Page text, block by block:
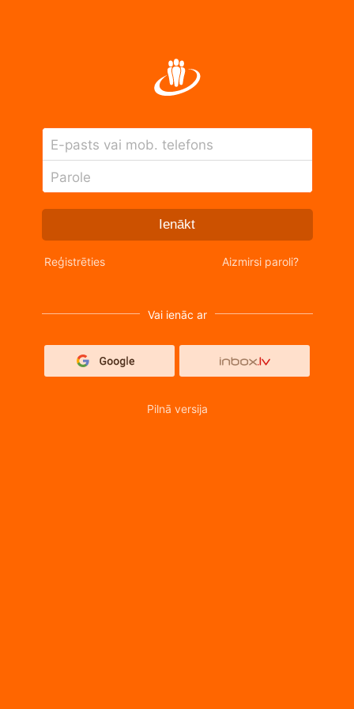
E-pasts vai mob. telefons
Parole
Ienākt
Reģistrēties Aizmirsi paroli?
Vai ienāc ar
Pilnā versija